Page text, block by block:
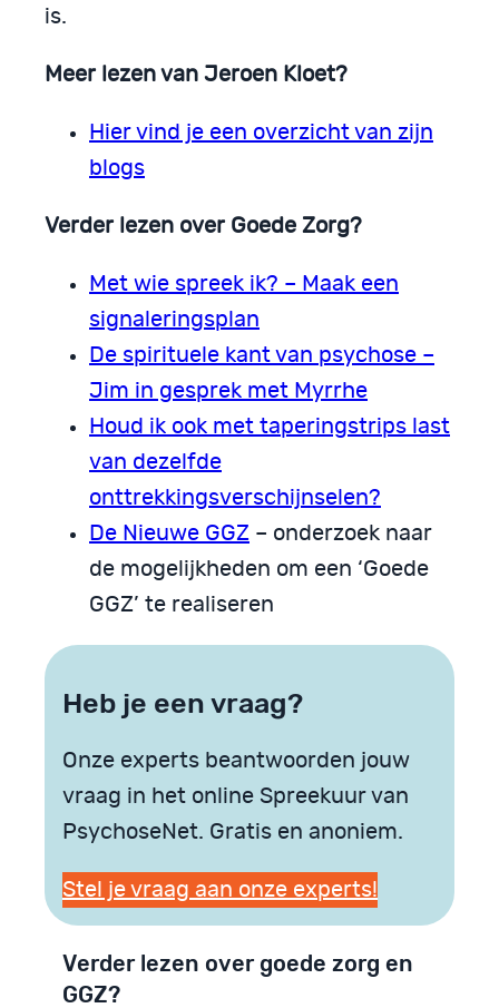
is.
Meer lezen van Jeroen Kloet?
Hier vind je een overzicht van zijn
blogs
Verder lezen over Goede Zorg?
Met wie spreek ik? – Maak een
signaleringsplan
De spirituele kant van psychose –
Jim in gesprek met Myrrhe
Houd ik ook met taperingstrips last
van dezelfde
onttrekkingsverschijnselen?
De Nieuwe GGZ – onderzoek naar
de mogelijkheden om een ‘Goede
GGZ’ te realiseren
Heb je een vraag?
Onze experts beantwoorden jouw
vraag in het online Spreekuur van
PsychoseNet. Gratis en anoniem.
Stel je vraag aan onze experts!
Verder lezen over goede zorg en
GGZ?